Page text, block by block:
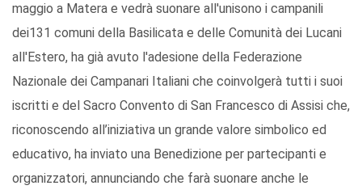
maggio a Matera e vedrà suonare all'unisono i campanili
dei131 comuni della Basilicata e delle Comunità dei Lucani
all'Estero, ha già avuto l'adesione della Federazione
Nazionale dei Campanari Italiani che coinvolgerà tutti i suoi
iscritti e del Sacro Convento di San Francesco di Assisi che,
riconoscendo all’iniziativa un grande valore simbolico ed
educativo, ha inviato una Benedizione per partecipanti e
organizzatori, annunciando che farà suonare anche le